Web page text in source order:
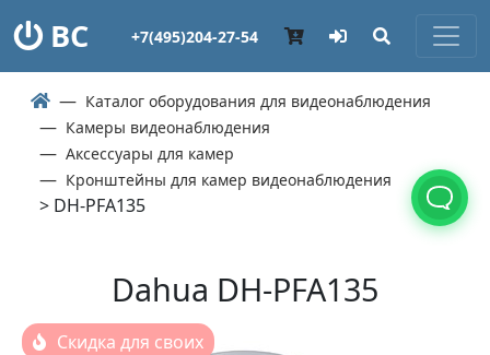
ВС +7(495)204-27-54
Каталог оборудования для видеонаблюдения
Камеры видеонаблюдения
Аксессуары для камер
Кронштейны для камер видеонаблюдения
> DH-PFA135
Dahua DH-PFA135
Скидка для своих